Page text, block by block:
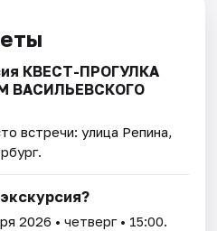
КВЕСТ-ПРОГУЛКА
ВАСИЛЬЕВСКОГО
встречи: улица Репина,
2026 • четверг • 15:00.